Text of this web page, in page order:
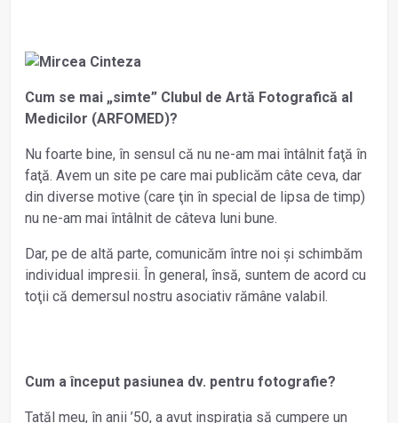
Cum se mai „simte” Clubul de Artă Fotografică al
Medicilor (ARFOMED)?
Nu foarte bine, în sensul că nu ne-am mai întâlnit faţă în
faţă. Avem un site pe care mai publicăm câte ceva, dar
din diverse motive (care ţin în special de lipsa de timp)
nu ne-am mai întâlnit de câteva luni bune.
Dar, pe de altă parte, comunicăm între noi și schimbăm
individual impresii. În general, însă, suntem de acord cu
toţii că demersul nostru asociativ rămâne valabil.
Cum a început pasiunea dv. pentru fotografie?
Tatăl meu, în anii ’50, a avut inspiraţia să cumpere un